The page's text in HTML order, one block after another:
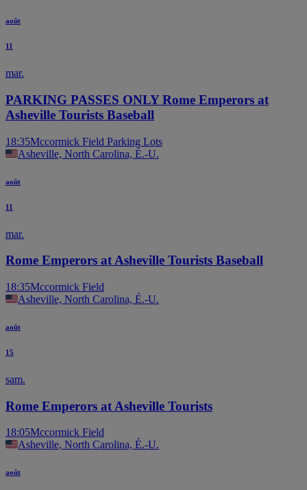
août
11
mar.
PARKING PASSES ONLY Rome Emperors at
Asheville Tourists Baseball
18:35Mccormick Field Parking Lots
Asheville, North Carolina, É.-U.
août
11
mar.
Rome Emperors at Asheville Tourists Baseball
18:35Mccormick Field
Asheville, North Carolina, É.-U.
août
15
sam.
Rome Emperors at Asheville Tourists
18:05Mccormick Field
Asheville, North Carolina, É.-U.
août